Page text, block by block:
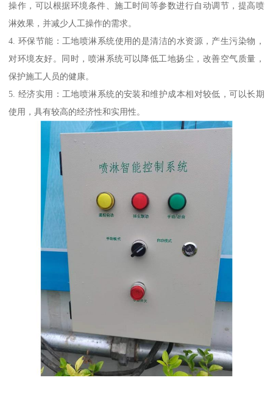
操作，可以根据环境条件、施工时间等参数进行自动调节，提高喷
淋效果，并减少人工操作的需求。
4. 环保节能：工地喷淋系统使用的是清洁的水资源，产生污染物，
对环境友好。同时，喷淋系统可以降低工地扬尘，改善空气质量，
保护施工人员的健康。
5. 经济实用：工地喷淋系统的安装和维护成本相对较低，可以长期
使用，具有较高的经济性和实用性。